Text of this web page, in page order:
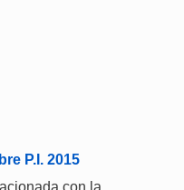
P.I. 2015
con la